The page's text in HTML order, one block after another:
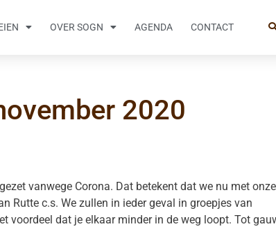
OVER SOGN AGENDA CONTACT
2020
vanwege Corona. Dat betekent dat we nu met onze
Rutte c.s. We zullen in ieder geval in groepjes van
voordeel dat je elkaar minder in de weg loopt. Tot